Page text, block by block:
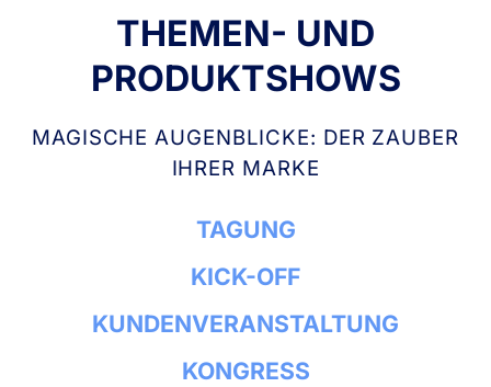
THEMEN- UND
PRODUKTSHOWS
MAGISCHE AUGENBLICKE: DER ZAUBER
IHRER MARKE
TAGUNG
KICK-OFF
KUNDENVERANSTALTUNG
KONGRESS